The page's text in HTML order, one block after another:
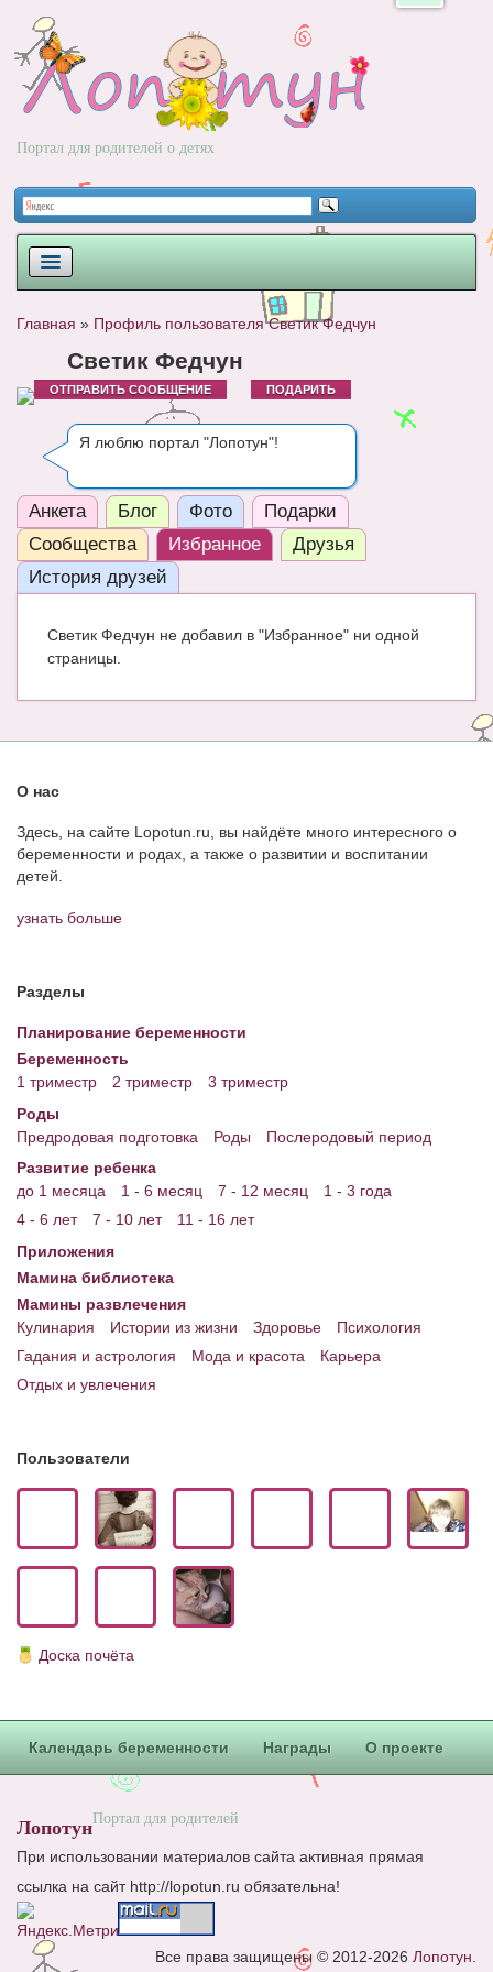
Портал для родителей о детях
РОДЫ
НОВОРОЖДЕННЫЙ
РАЗВИТИЕ
ВОПРОС-ОТВЕТ
ЧАТ
КНИГИ
СООБЩЕСТВА
Энциклопедия
МАМИНА БИБЛИОТЕКА
Имена. Святцы
Энциклопедия беременных
Мамина энциклопедия
Сервис. Оценка роста и веса ребенка
Приложения для Android
Полезные ссылки
Блог Администратора
О проекте
Сотрудничество. Авторам
Главная » Профиль пользователя Светик Федчун
Светик Федчун
ОТПРАВИТЬ СООБЩЕНИЕ ПОДАРИТЬ
Я люблю портал "Лопотун"!
Анкета Блог Фото
Подарки
Сообщества
Избранное
Друзья
История друзей
Светик Федчун не добавил в "Избранное" ни одной
страницы.
О нас
Здесь, на сайте Lopotun.ru, вы найдёте много интересного о
беременности и родах, а также о развитии и воспитании
детей.
узнать больше
Разделы
Планирование беременности
Беременность
1 триместр
2 триместр
3 триместр
Роды
Предродовая подготовка
Роды
Послеродовый период
Развитие ребенка
до 1 месяца
1 - 6 месяц 7 - 12 месяц
1 - 3 года
4 - 6 лет
7 - 10 лет
11 - 16 лет
Приложения
Мамина библиотека
Мамины развлечения
Кулинария
Истории из жизни Здоровье
Психология
Гадания и астрология
Мода и красота
Карьера
Отдых и увлечения
Пользователи
Доска почёта
Календарь беременности Награды О проекте
ЛопотунПортал для родителей
При использовании материалов сайта активная прямая
ссылка на сайт http://lopotun.ru обязательна!
Все права защищены © 2012-2026 Лопотун